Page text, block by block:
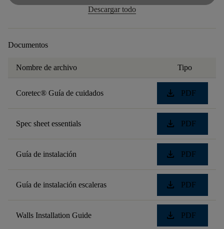
Descargar todo
Documentos
Nombre de archivo Tipo
Coretec® Guía de cuidados download PDF
Spec sheet essentials download PDF
Guía de instalación download PDF
Guía de instalación escaleras download PDF
Walls Installation Guide download PDF